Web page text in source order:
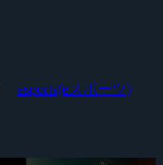
esports(eスポーツ)